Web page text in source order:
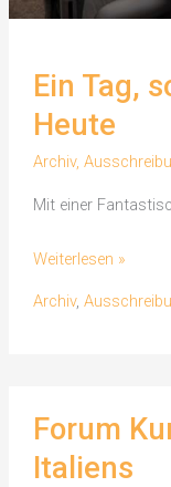
Ein Tag,
Heute
Archiv,
Mit einer
Ein
Weiterlesen »
Archiv,
Forum
Italiens